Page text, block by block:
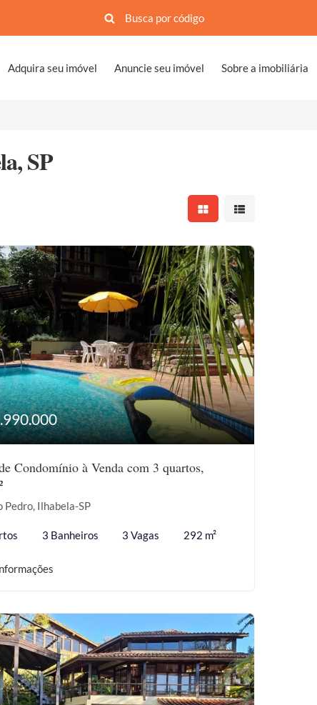
Adquira seu imóvel Anuncie seu imóvel Sobre a imobiliária
SP
Mostrar resultados em
Mostrar
Condomínio à Venda com 3 quartos,
Pedro, Ilhabela-SP
3 Banheiros 3 Vagas 292 m²